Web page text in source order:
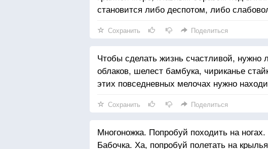
становится либо деспотом, либо
Сохранить Поделиться
Чтобы сделать жизнь счастливой,
облаков, шелест бамбука, чириканье
этих повседневных мелочах нужно
Сохранить Поделиться
Многоножка. Попробуй походить на ногах.
Бабочка. Ха, попробуй полетать на